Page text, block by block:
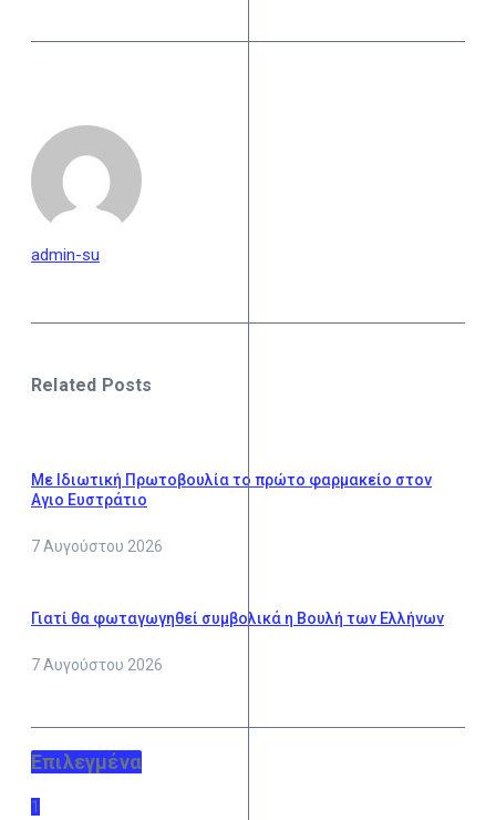
admin-su
Related Posts
Με Ιδιωτική Πρωτοβουλία το πρώτο φαρμακείο στον
Αγιο Ευστράτιο
7 Αυγούστου 2026
Γιατί θα φωταγωγηθεί συμβολικά η Βουλή των Ελλήνων
7 Αυγούστου 2026
Επιλεγμένα
1